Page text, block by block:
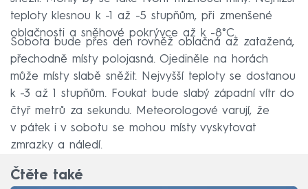
teploty klesnou k -1 až -5 stupňům, při zmenšené
oblačnosti a sněhové pokrývce až k -8°C.
Sobota bude přes den rovněž oblačná až zatažená,
přechodně místy polojasná. Ojediněle na horách
může místy slabě sněžit. Nejvyšší teploty se dostanou
k -3 až 1 stupňům. Foukat bude slabý západní vítr do
čtyř metrů za sekundu. Meteorologové varují, že
v pátek i v sobotu se mohou místy vyskytovat
zmrazky a náledí.
Čtěte také